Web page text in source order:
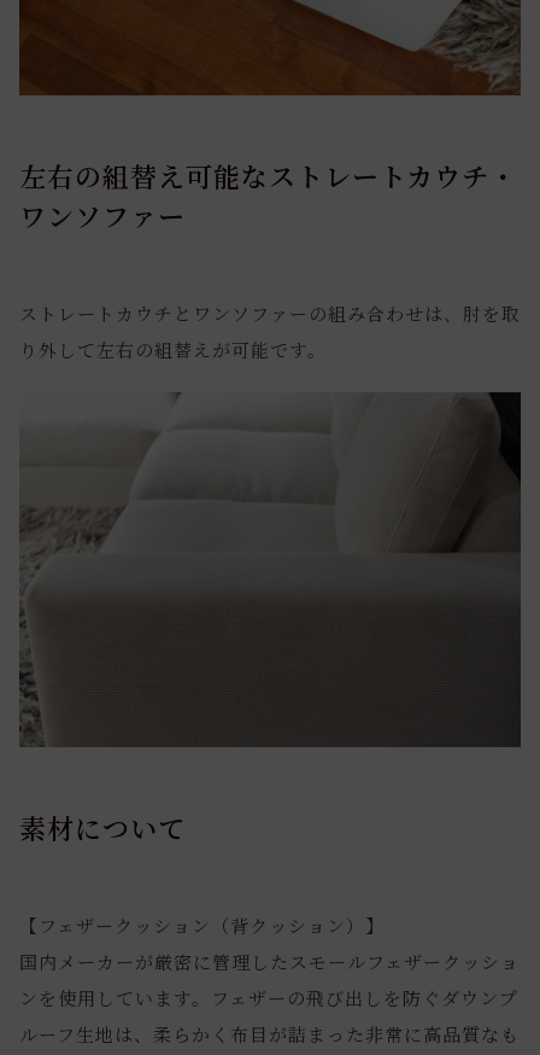
左右の組替え可能なストレートカウチ・
ワンソファー
ストレートカウチとワンソファーの組み合わせは、肘を取
り外して左右の組替えが可能です。
素材について
【フェザークッション（背クッション）】
国内メーカーが厳密に管理したスモールフェザークッショ
ンを使用しています。フェザーの飛び出しを防ぐダウンプ
ルーフ生地は、柔らかく布目が詰まった非常に高品質なも